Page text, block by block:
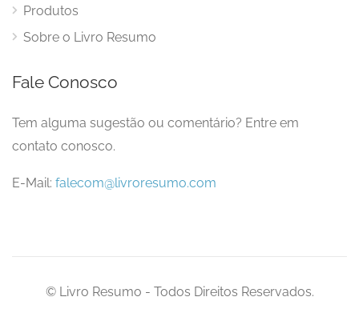
Produtos
Sobre o Livro Resumo
Fale Conosco
Tem alguma sugestão ou comentário? Entre em
contato conosco.
E-Mail: falecom@livroresumo.com
© Livro Resumo - Todos Direitos Reservados.